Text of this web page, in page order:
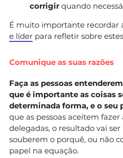
corrigir quando
É muito importante recordar
e líder para refletir sobre
Comunique as suas razões
Faça as pessoas
que é importante as coisas
determinada forma, e o seu
que as pessoas aceitem
delegadas, o resultado vai
souberem o porquê, ou não
papel na equação.